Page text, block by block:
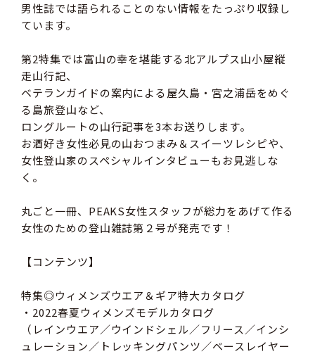
男性誌では語られることのない情報をたっぷり収録し
ています。
第2特集では富山の幸を堪能する北アルプス山小屋縦
走山行記、
ベテランガイドの案内による屋久島・宮之浦岳をめぐ
る島旅登山など、
ロングルートの山行記事を3本お送りします。
お酒好き女性必見の山おつまみ＆スイーツレシピや、
女性登山家のスペシャルインタビューもお見逃しな
く。
丸ごと一冊、PEAKS女性スタッフが総力をあげて作る
女性のための登山雑誌第２号が発売です！
【コンテンツ】
特集◎ウィメンズウエア＆ギア特大カタログ
・2022春夏ウィメンズモデルカタログ
（レインウエア／ウインドシェル／フリース／インシ
ュレーション／トレッキングパンツ／ベースレイヤー